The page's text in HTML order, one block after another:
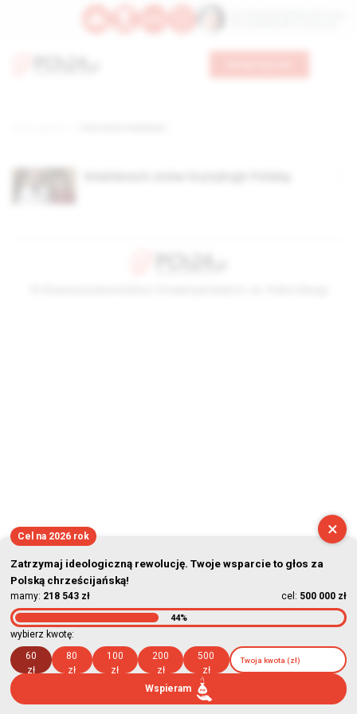
×
Cel na 2026 rok
Zatrzymaj ideologiczną rewolucję. Twoje wsparcie to głos za
Polską chrześcijańską!
mamy: 218 543 zł cel: 500 000 zł
44%
wybierz kwotę:
60
zł
80
zł
100
zł
200
zł
500
zł
Wspieram